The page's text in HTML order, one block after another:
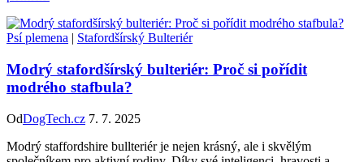
Psí plemena | Stafordšírský Bulteriér
Modrý stafordšírský bulteriér: Proč si pořídit
modrého stafbula?
OdDogTech.cz 7. 7. 2025
Modrý staffordshire bullteriér je nejen krásný, ale i skvělým